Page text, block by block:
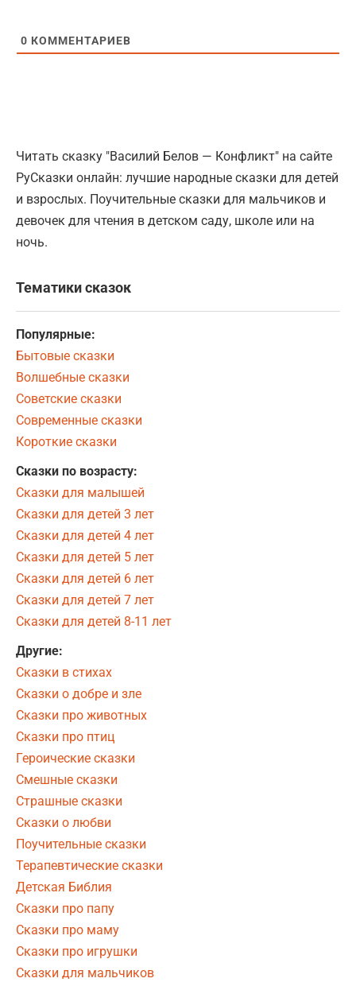
0 КОММЕНТАРИЕВ
Читать сказку "Василий Белов — Конфликт" на сайте
РуСказки онлайн: лучшие народные сказки для детей
и взрослых. Поучительные сказки для мальчиков и
девочек для чтения в детском саду, школе или на
ночь.
Тематики сказок
Популярные:
Бытовые сказки
Волшебные сказки
Советские сказки
Современные сказки
Короткие сказки
Сказки по возрасту:
Сказки для малышей
Сказки для детей 3 лет
Сказки для детей 4 лет
Сказки для детей 5 лет
Сказки для детей 6 лет
Сказки для детей 7 лет
Сказки для детей 8-11 лет
Другие:
Сказки в стихах
Сказки о добре и зле
Сказки про животных
Сказки про птиц
Героические сказки
Смешные сказки
Страшные сказки
Сказки о любви
Поучительные сказки
Терапевтические сказки
Детская Библия
Сказки про папу
Сказки про маму
Сказки про игрушки
Сказки для мальчиков